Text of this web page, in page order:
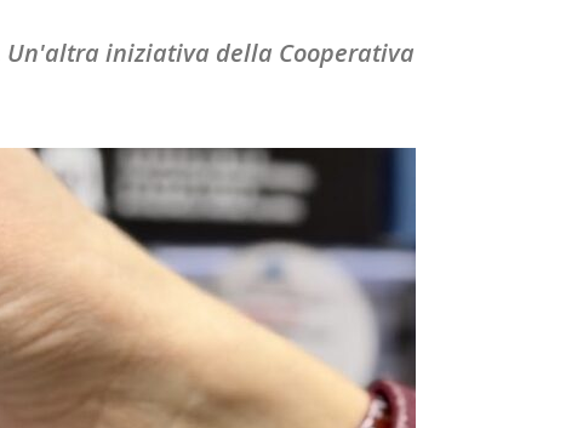
Un'altra iniziativa della Cooperativa